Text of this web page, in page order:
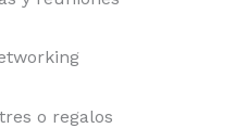
o regalos